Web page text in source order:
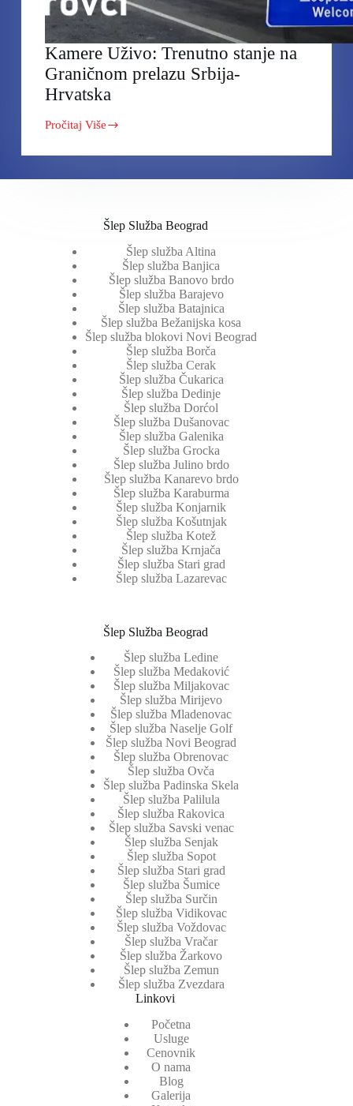
Kamere Uživo: Trenutno stanje na
Graničnom prelazu Srbija-
Hrvatska
Pročitaj Više
Kamere
Trenutno
na
Šlep Služba Beograd
Šlep služba Altina
Šlep služba Banjica
Šlep služba Banovo brdo
Šlep služba Barajevo
Šlep služba Batajnica
Šlep služba Bežanijska kosa
Šlep služba blokovi Novi Beograd
Šlep služba Borča
Šlep služba Cerak
Šlep služba Čukarica
Šlep služba Dedinje
Šlep služba Dorćol
Šlep služba Dušanovac
Šlep služba Galenika
Šlep služba Grocka
Šlep služba Julino brdo
Šlep služba Kanarevo brdo
Šlep služba Karaburma
Šlep služba Konjarnik
Šlep služba Košutnjak
Šlep služba Kotež
Šlep služba Krnjača
Šlep služba Stari grad
Šlep služba Lazarevac
Šlep Služba Beograd
Šlep služba Ledine
Šlep služba Medaković
Šlep služba Miljakovac
Šlep služba Mirijevo
Šlep služba Mladenovac
Šlep služba Naselje Golf
Šlep služba Novi Beograd
Šlep služba Obrenovac
Šlep služba Ovča
Šlep služba Padinska Skela
Šlep služba Palilula
Šlep služba Rakovica
Šlep služba Savski venac
Šlep služba Senjak
Šlep služba Sopot
Šlep služba Stari grad
Šlep služba Šumice
Šlep služba Surčin
Šlep služba Vidikovac
Šlep služba Voždovac
Šlep služba Vračar
Šlep služba Žarkovo
Šlep služba Zemun
Šlep služba Zvezdara
Linkovi
Početna
Usluge
Cenovnik
O nama
Blog
Galerija